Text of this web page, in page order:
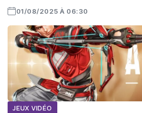
01/08/2025 À 06:30
JEUX VIDÉO